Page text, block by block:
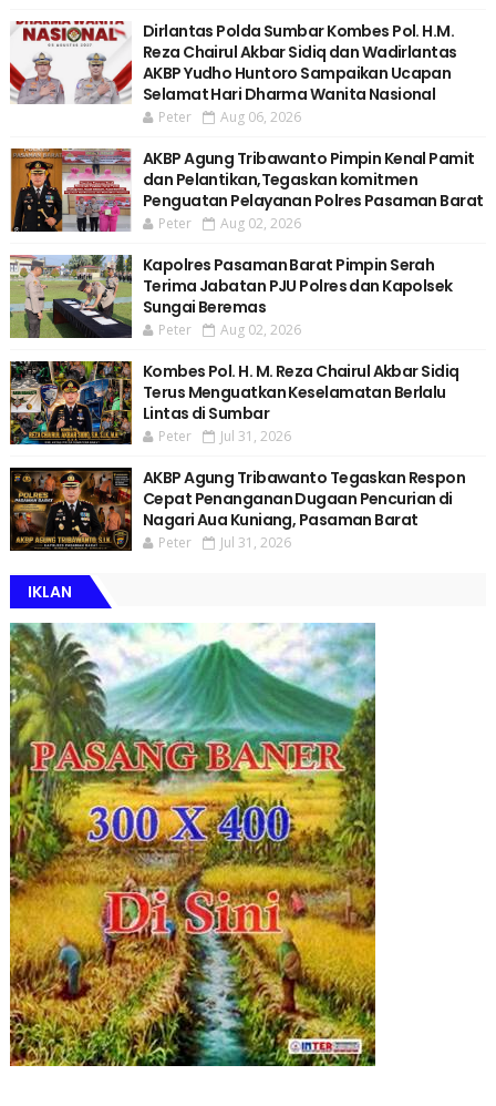
Dirlantas Polda Sumbar Kombes Pol. H.M.
Reza Chairul Akbar Sidiq dan Wadirlantas
AKBP Yudho Huntoro Sampaikan Ucapan
Selamat Hari Dharma Wanita Nasional
Peter Aug 06, 2026
AKBP Agung Tribawanto Pimpin Kenal Pamit
dan Pelantikan,Tegaskan komitmen
Penguatan Pelayanan Polres Pasaman Barat
Peter Aug 02, 2026
Kapolres Pasaman Barat Pimpin Serah
Terima Jabatan PJU Polres dan Kapolsek
Sungai Beremas
Peter Aug 02, 2026
Kombes Pol. H. M. Reza Chairul Akbar Sidiq
Terus Menguatkan Keselamatan Berlalu
Lintas di Sumbar
Peter Jul 31, 2026
AKBP Agung Tribawanto Tegaskan Respon
Cepat Penanganan Dugaan Pencurian di
Nagari Aua Kuniang, Pasaman Barat
Peter Jul 31, 2026
IKLAN